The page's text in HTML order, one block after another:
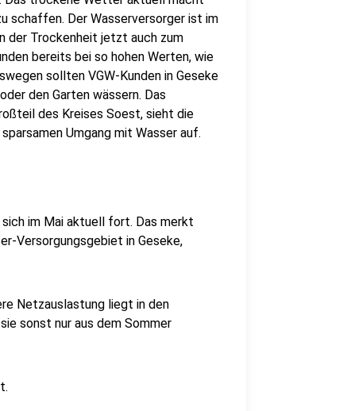
schaffen. Der Wasserversorger ist im
der Trockenheit jetzt auch zum
bereits bei so hohen Werten, wie
sollten VGW-Kunden in Geseke
den Garten wässern. Das
des Kreises Soest, sieht die
Umgang mit Wasser auf.
im Mai aktuell fort. Das merkt
Versorgungsgebiet in Geseke,
Netzauslastung liegt in den
sonst nur aus dem Sommer